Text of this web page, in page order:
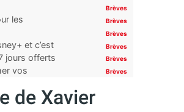
Brèves
les
Brèves
Brèves
et c’est
Brèves
jours offerts Brèves
vos
Brèves
de Xavier